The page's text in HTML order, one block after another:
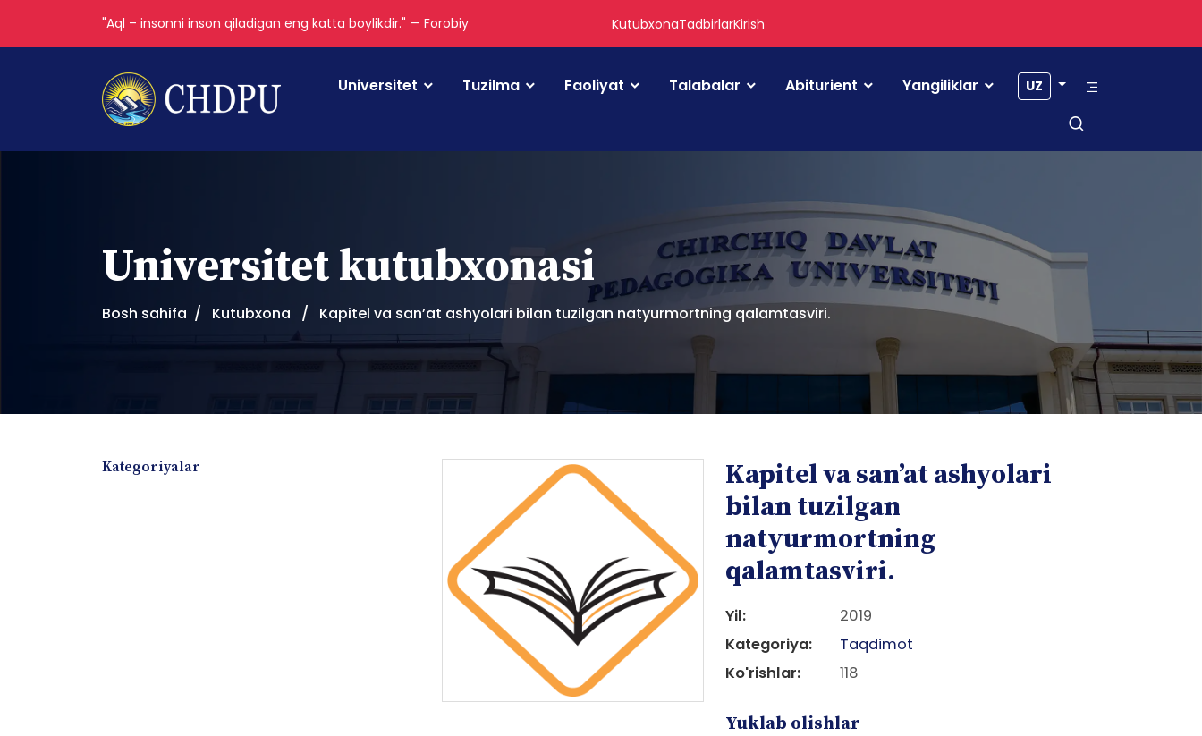
"Aql – insonni inson qiladigan eng katta boylikdir." — Forobiy KutubxonaTadbirlarKirish
Universitet Tuzilma Faoliyat Talabalar Abiturient Yangiliklar UZ
Universitet kutubxonasi
Bosh sahifa Kutubxona Kapitel va san’at ashyolari bilan tuzilgan natyurmortning qalamtasviri.
Kategoriyalar
Kapitel va san’at ashyolari
bilan tuzilgan
natyurmortning
qalamtasviri.
Yil:
2019
Kategoriya:
Taqdimot
Ko'rishlar:
118
Yuklab olishlar